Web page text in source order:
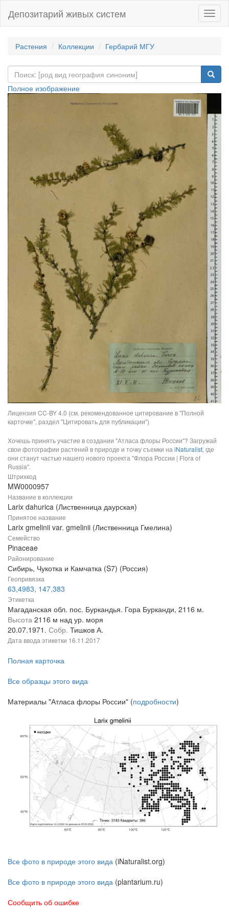
Депозитарий живых систем
Растения Коллекции Гербарий МГУ
Полное изображение
Лицензия CC-BY 4.0 (см. рекомендованное цитирование в "Полной
карточке", раздел "Цитировать для публикации")
Хочешь принять участие в создании "Атласа флоры России"? Загружай
свои фотографии растений в природе и точку съемки на iNaturalist, где
они станут частью нашего нового проекта "Флора России | Flora of
Russia".
Штрихкод
MW0000957
Название в коллекции
Larix dahurica (Лиственница даурская)
Принятое название
Larix gmelinii var. gmelinii (Лиственница Гмелина)
Семейство
Pinaceae
Районирование
Сибирь, Чукотка и Камчатка (S7) (Россия)
Геопривязка
63,4983, 147,383
Этикетка
Магаданская обл. пос. Буркандья. Гора Бурканди, 2116 м.
Высота 2116 м над ур. моря
20.07.1971. Собр. Тишков А.
Дата ввода этикетки 16.11.2017
Полная карточка
Все образцы этого вида
Материалы "Атласа флоры России" (подробности)
Все фото в природе этого вида (iNaturalist.org)
Все фото в природе этого вида (plantarium.ru)
Сообщить об ошибке